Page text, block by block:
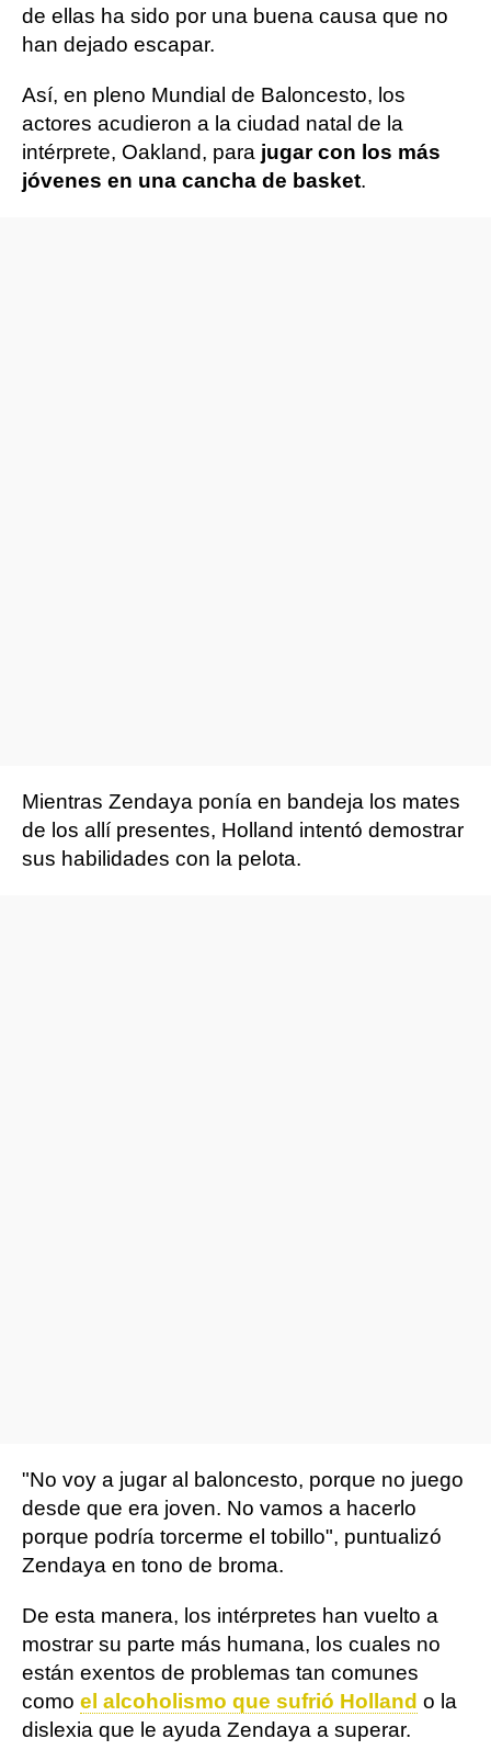
de ellas ha sido por una buena causa que no
han dejado escapar.
Así, en pleno Mundial de Baloncesto, los
actores acudieron a la ciudad natal de la
intérprete, Oakland, para jugar con los más
jóvenes en una cancha de basket.
Mientras Zendaya ponía en bandeja los mates
de los allí presentes, Holland intentó demostrar
sus habilidades con la pelota.
"No voy a jugar al baloncesto, porque no juego
desde que era joven. No vamos a hacerlo
porque podría torcerme el tobillo", puntualizó
Zendaya en tono de broma.
De esta manera, los intérpretes han vuelto a
mostrar su parte más humana, los cuales no
están exentos de problemas tan comunes
como el alcoholismo que sufrió Holland o la
dislexia que le ayuda Zendaya a superar.